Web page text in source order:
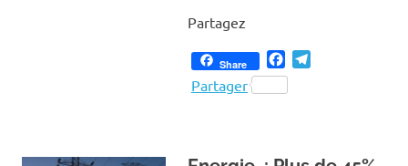
Partagez
Share Facebook
Partager